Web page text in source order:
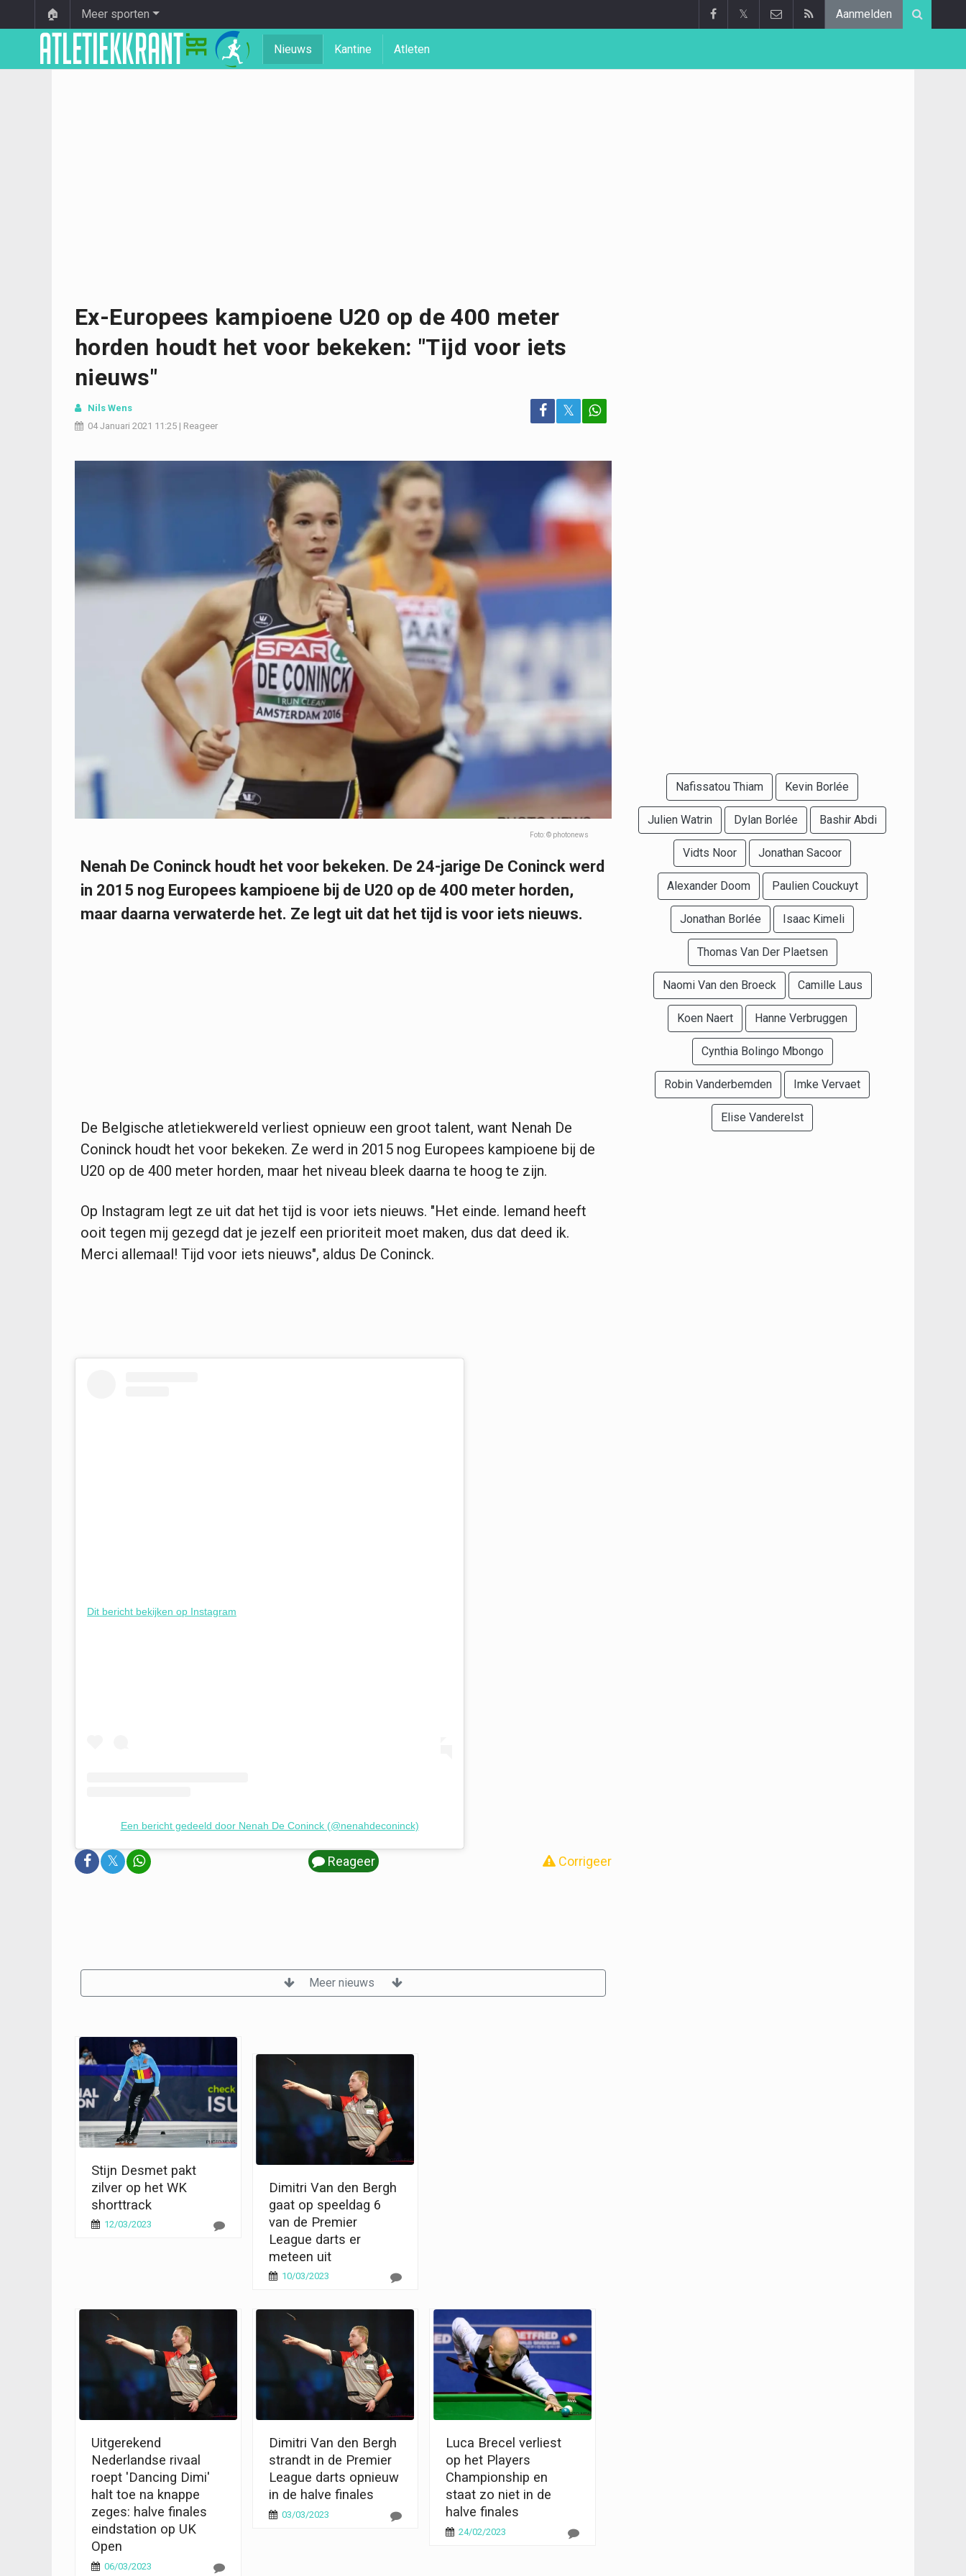
🏠 Meer sporten 𝕏 Aanmelden
Nieuws Kantine Atleten
Ex-Europees kampioene U20 op de 400 meter
horden houdt het voor bekeken: "Tijd voor iets
nieuws"
Nils Wens
04 Januari 2021 11:25 | Reageer
𝕏
Foto: © photonews
Nenah De Coninck houdt het voor bekeken. De 24-jarige De Coninck werd
in 2015 nog Europees kampioene bij de U20 op de 400 meter horden,
maar daarna verwaterde het. Ze legt uit dat het tijd is voor iets nieuws.
De Belgische atletiekwereld verliest opnieuw een groot talent, want Nenah De
Coninck houdt het voor bekeken. Ze werd in 2015 nog Europees kampioene bij de
U20 op de 400 meter horden, maar het niveau bleek daarna te hoog te zijn.
Op Instagram legt ze uit dat het tijd is voor iets nieuws. "Het einde. Iemand heeft
ooit tegen mij gezegd dat je jezelf een prioriteit moet maken, dus dat deed ik.
Merci allemaal! Tijd voor iets nieuws", aldus De Coninck.
Dit bericht bekijken op Instagram
Een bericht gedeeld door Nenah De Coninck (@nenahdeconinck)
𝕏 Reageer Corrigeer
Meer nieuws
Stijn Desmet pakt
zilver op het WK
shorttrack
12/03/2023
Dimitri Van den Bergh
gaat op speeldag 6
van de Premier
League darts er
meteen uit
10/03/2023
Uitgerekend
Nederlandse rivaal
roept 'Dancing Dimi'
halt toe na knappe
zeges: halve finales
eindstation op UK
Open
06/03/2023
Dimitri Van den Bergh
strandt in de Premier
League darts opnieuw
in de halve finales
03/03/2023
Luca Brecel verliest
op het Players
Championship en
staat zo niet in de
halve finales
24/02/2023
Nafissatou Thiam Kevin Borlée
Julien Watrin Dylan Borlée Bashir Abdi
Vidts Noor Jonathan Sacoor
Alexander Doom Paulien Couckuyt
Jonathan Borlée Isaac Kimeli
Thomas Van Der Plaetsen
Naomi Van den Broeck Camille Laus
Koen Naert Hanne Verbruggen
Cynthia Bolingo Mbongo
Robin Vanderbemden Imke Vervaet
Elise Vanderelst